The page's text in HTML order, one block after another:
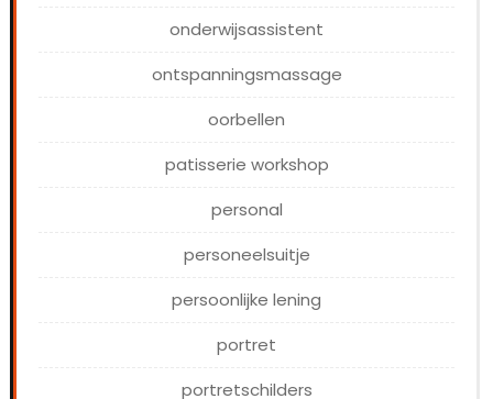
onderwijsassistent
ontspanningsmassage
oorbellen
patisserie workshop
personal
personeelsuitje
persoonlijke lening
portret
portretschilders